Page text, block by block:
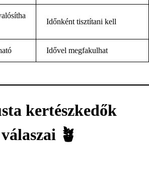
Időnként tisztítani kell
Idővel megfakulhat
kertészkedők
🪴